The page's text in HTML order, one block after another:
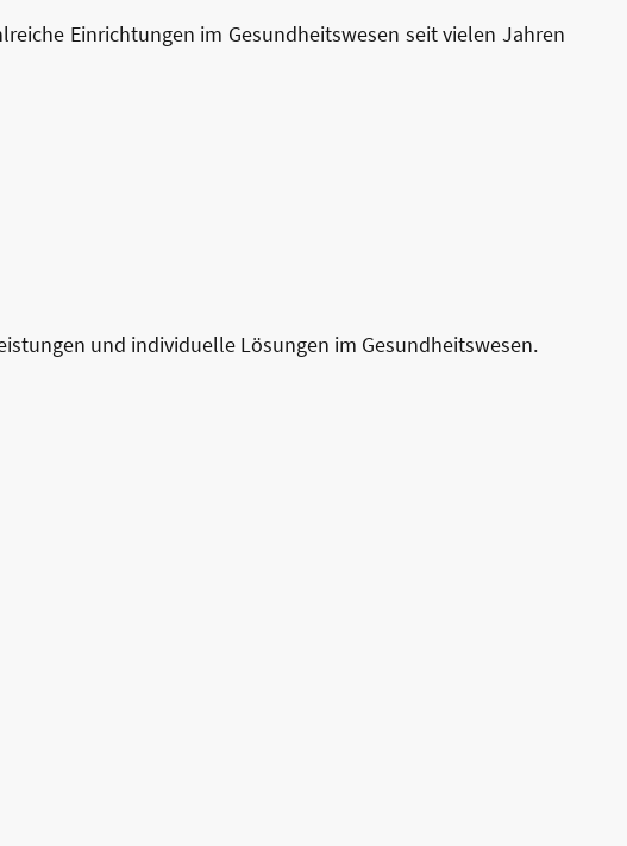
Einrichtungen im Gesundheitswesen seit vielen Jahren
und individuelle Lösungen im Gesundheitswesen.